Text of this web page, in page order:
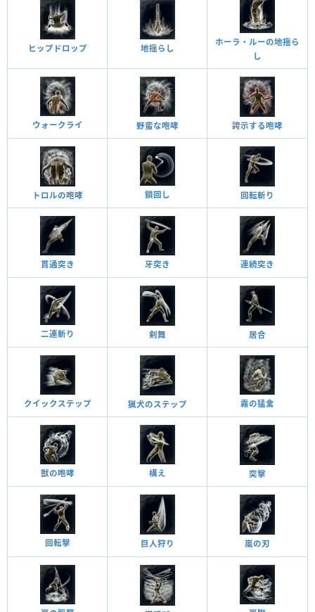
ヒップドロップ 地揺らし
ホーラ・ルーの地揺ら
し
ウォークライ 野蛮な咆哮 誇示する咆哮
トロルの咆哮 鎖回し 回転斬り
貫通突き 牙突き 連続突き
二連斬り 剣舞 居合
クイックステップ 猟犬のステップ 霧の猛禽
獣の咆哮 構え 突擊
回転擊 巨人狩り 嵐の刃